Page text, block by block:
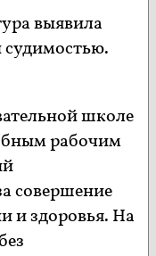
выявила
школе
рабочим
совершение
и здоровья. На